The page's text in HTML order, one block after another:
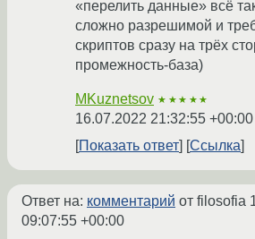
«перелить данные» всё
сложно разрешимой и
скриптов сразу на трёх
промежность-база)
MKuznetsov ★★★★★
16.07.2022 21:32:55 +00:00
Показать ответ Ссылка
Ответ на: комментарий от filosofia
09:07:55 +00:00